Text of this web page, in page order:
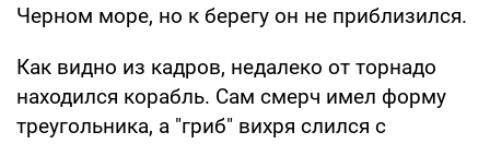
Черном море, но к берегу он не приблизился.
Как видно из кадров, недалеко от торнадо
находился корабль. Сам смерч имел форму
треугольника, а "гриб" вихря слился с